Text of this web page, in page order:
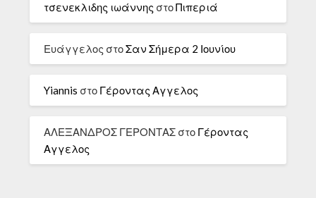
τσενεκλιδης ιωάννης στοΠιπεριά
Ευάγγελος στοΣαν Σήμερα 2 Ιουνίου
Yiannis στο Γέροντας Αγγελος
ΑΛΕΞΑΝΔΡΟΣ ΓΕΡΟΝΤΑΣ στο Γέροντας
Αγγελος